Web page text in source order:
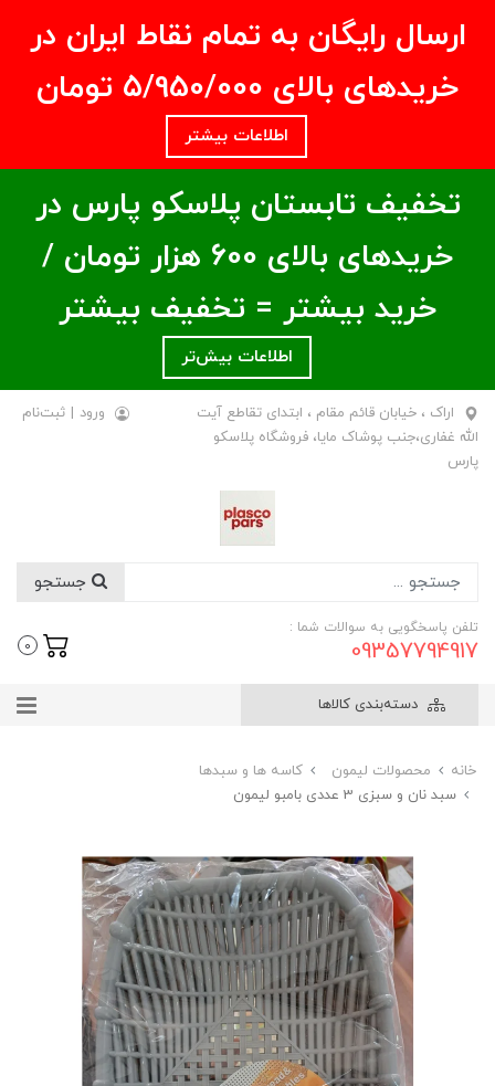
ارسال رایگان به تمام نقاط ایران در
خریدهای بالای ۵/950/000 تومان
اطلاعات بیشتر
تخفیف تابستان پلاسکو پارس در
خریدهای بالای ۶00 هزار تومان /
خرید بیشتر = تخفیف بیشتر
اطلاعات بیش‌تر
اراک ، خیابان قائم مقام ، ابتدای تقاطع آیت
الله غفاری،جنب پوشاک مایا، فروشگاه پلاسکو
پارس
ورود | ثبت‌نام
تلفن پاسخگویی به سوالات شما :
09357794917
0
دسته‌بندی کالاها
خانه محصولات لیمون
کاسه ها و سبدها
سبد نان و سبزی 3 عددی بامبو لیمون